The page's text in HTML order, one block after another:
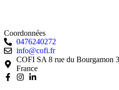
Coordonnées
0476240272
info@cofi.fr
COFI SA 8 rue du Bourgamon
France